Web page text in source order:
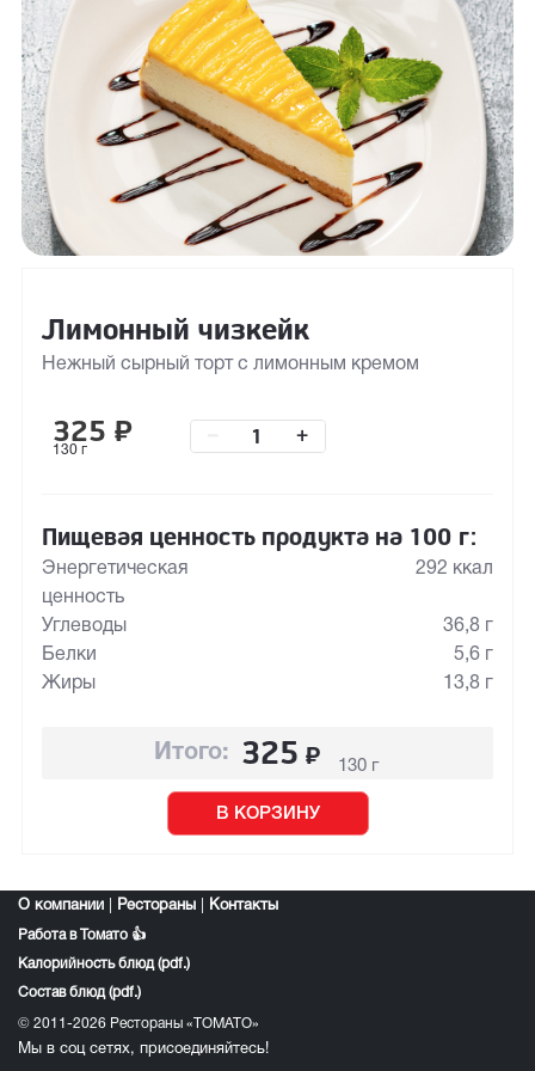
Лимонный чизкейк
Нежный сырный торт с лимонным кремом
325 ₽
130 г
+
Пищевая ценность продукта на 100 г:
Энергетическая
ценность
292 ккал
Углеводы
36,8 г
Белки
5,6 г
Жиры
13,8 г
Итого: 325 ₽ 130 г
В КОРЗИНУ
О компании Рестораны Контакты
Работа в Томато 👍
Калорийность блюд (pdf.)
Состав блюд (pdf.)
© 2011-2026 Рестораны «ТОМАТО»
Мы в соц сетях, присоединяйтесь!